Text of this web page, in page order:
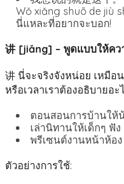
Wǒ xiǎng shuō de jiù
นี่แหละที่อยากจะบอก!
讲 [jiǎng] – พูดแบบให้คว
讲 นี่จะจริงจังหน่อย เหมื
หรือเวลาเราต้องอธิบายอ
ตอนสอนการบ้านให้
เล่านิทานให้เด็กๆ ฟัง
พรีเซนต์งานหน้าห้อง
ตัวอย่างการใช้: